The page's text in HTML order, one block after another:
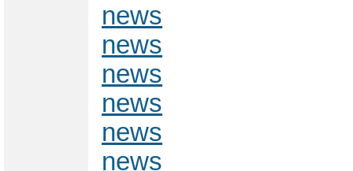
news
news
news
news
news
news